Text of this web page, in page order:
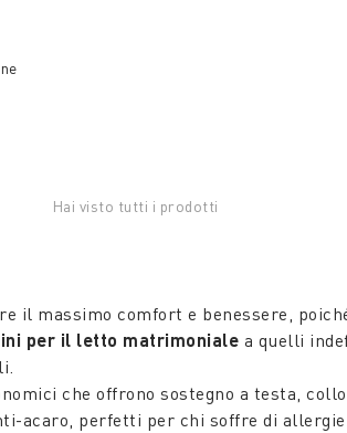
Hai visto tutti i prodotti
il massimo comfort e benessere,
per il letto matrimoniale a quelli
che offrono sostegno a testa,
acaro, perfetti per chi soffre di